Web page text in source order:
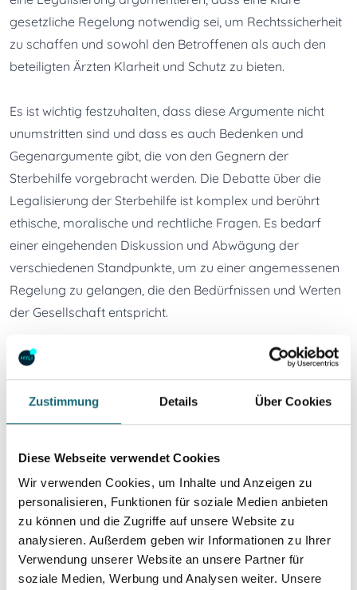
Zustimmung Details Über Cookies
Diese Webseite verwendet Cookies
Wir verwenden Cookies, um Inhalte und Anzeigen zu
personalisieren, Funktionen für soziale Medien anbieten
zu können und die Zugriffe auf unsere Website zu
analysieren. Außerdem geben wir Informationen zu Ihrer
Verwendung unserer Website an unsere Partner für
soziale Medien, Werbung und Analysen weiter. Unsere
gesetzliche Regelung notwendig sei, um Rechtssicherheit
zu schaffen und sowohl den Betroffenen als auch den
beteiligten Ärzten Klarheit und Schutz zu bieten.
Es ist wichtig festzuhalten, dass diese Argumente nicht
unumstritten sind und dass es auch Bedenken und
Gegenargumente gibt, die von den Gegnern der
Sterbehilfe vorgebracht werden. Die Debatte über die
Legalisierung der Sterbehilfe ist komplex und berührt
ethische, moralische und rechtliche Fragen. Es bedarf
einer eingehenden Diskussion und Abwägung der
verschiedenen Standpunkte, um zu einer angemessenen
Regelung zu gelangen, die den Bedürfnissen und Werten
der Gesellschaft entspricht.
Formen der Sterbehilfe
Sterbehilfe ist ein kontroverses Thema, das ethische,
moralische und rechtliche Debatte auslöst. Es gibt
gehandhabt werden.
In Deutschland gibt es vier verschiedene Formen der
Sterbehilfe: aktive, passive und indirekte Sterbehilfe sowie
Beihilfe zur Selbsttötung. Hier erfährst du mehr darüber